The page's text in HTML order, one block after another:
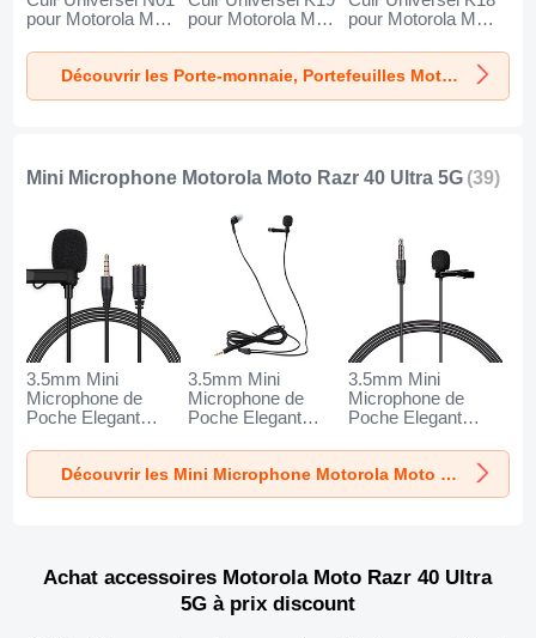
pour Motorola Moto
Noir
pour Motorola Moto
Noir
pour Motorola Moto
Marron
Découvrir les Porte-monnaie, Portefeuilles Motorola Moto Razr 40 Ultra 5G
Mini Microphone Motorola Moto Razr 40 Ultra 5G (39)
3.5mm Mini
Microphone de
Poche Elegant
Parleur K06 pour
Motorola Moto
Razr 40 Ultra 5G
3.5mm Mini
Microphone de
Poche Elegant
Parleur K05 pour
Motorola Moto
Razr 40 Ultra 5G
3.5mm Mini
Microphone de
Poche Elegant
Parleur K08 pour
Motorola Moto
Razr 40 Ultra 5G
Découvrir les Mini Microphone Motorola Moto Razr 40 Ultra 5G
Achat accessoires Motorola Moto Razr 40 Ultra
5G à prix discount